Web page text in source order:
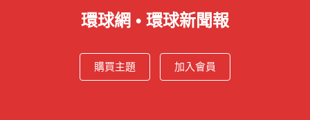
環球網 • 環球新聞報
購買主題 加入會員